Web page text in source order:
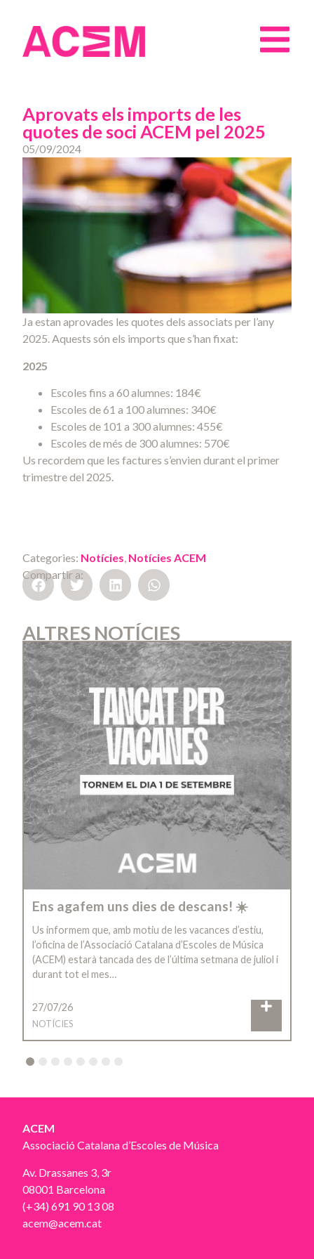
Aprovats els imports de les
quotes de soci ACEM pel 2025
05/09/2024
Ja estan aprovades les quotes dels associats per l’any
2025. Aquests són els imports que s’han fixat:
2025
Escoles fins a 60 alumnes: 184€
Escoles de 61 a 100 alumnes: 340€
Escoles de 101 a 300 alumnes: 455€
Escoles de més de 300 alumnes: 570€
Us recordem que les factures s’envien durant el primer
trimestre del 2025.
Categories: Notícies, Notícies ACEM
Compartir a:
ALTRES NOTÍCIES
Ens agafem uns dies de descans! ☀️
Us informem que, amb motiu de les vacances d’estiu,
l’oficina de l’Associació Catalana d’Escoles de Música
(ACEM) estarà tancada des de l’última setmana de juliol i
durant tot el mes…
27/07/26
NOTÍCIES
4 5 6 7 8
ACEM
Associació Catalana d’Escoles de Música
Av. Drassanes 3, 3r
08001 Barcelona
(+34) 691 90 13 08
acem@acem.cat